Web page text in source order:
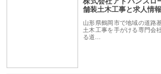
舗装土木工事と求人情報
山形県鶴岡市で地域の道路
土木工事を手がける専門会
る道…